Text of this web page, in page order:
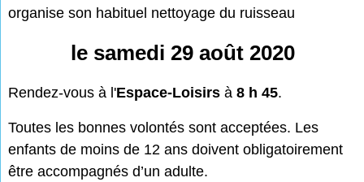
organise son habituel nettoyage du ruisseau
le samedi 29 août 2020
Rendez-vous à l'Espace-Loisirs à8 h 45.
Toutes les bonnes volontés sont acceptées. Les
enfants de moins de 12 ans doivent obligatoirement
être accompagnés d’un adulte.